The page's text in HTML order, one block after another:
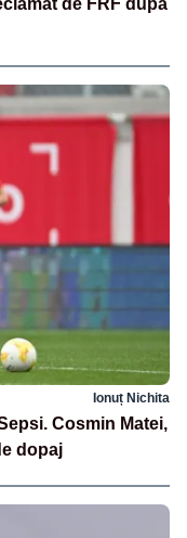
Ionuț Nichita
Cosmin Matei,
dopaj